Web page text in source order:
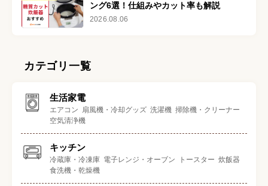
ング6選！仕組みやカット率も解説
2026.08.06
カテゴリ一覧
生活家電
エアコン 扇風機・冷却グッズ 洗濯機 掃除機・クリーナー
空気清浄機
キッチン
冷蔵庫・冷凍庫 電子レンジ・オーブン トースター 炊飯器
食洗機・乾燥機